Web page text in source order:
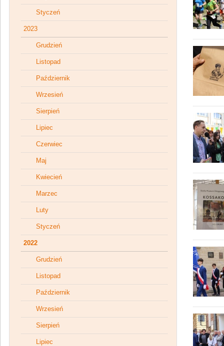
Styczeń
2023
Grudzień
Listopad
Październik
Wrzesień
Sierpień
Lipiec
Czerwiec
Maj
Kwiecień
Marzec
Luty
Styczeń
2022
Grudzień
Listopad
Październik
Wrzesień
Sierpień
Lipiec